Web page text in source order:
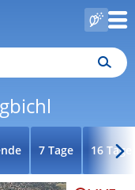
7 Tage 16 Tage